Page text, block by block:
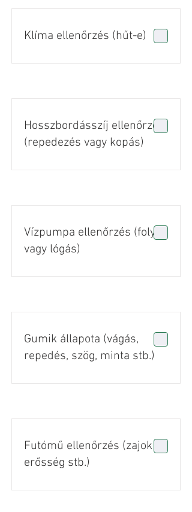
Klíma ellenőrzés (hűt-e)
Hosszbordásszíj ellenőrzés
(repedezés vagy kopás)
Vízpumpa ellenőrzés (folyás
vagy lógás)
Gumik állapota (vágás,
repedés, szög, minta stb.)
Futómű ellenőrzés (zajok +
erősség stb.)